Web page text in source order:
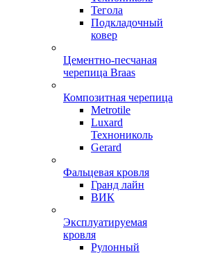
Тегола
Подкладочный
ковер
Цементно-песчаная
черепица Braas
Композитная черепица
Metrotile
Luxard
Технониколь
Gerard
Фальцевая кровля
Гранд лайн
ВИК
Эксплуатируемая
кровля
Рулонный